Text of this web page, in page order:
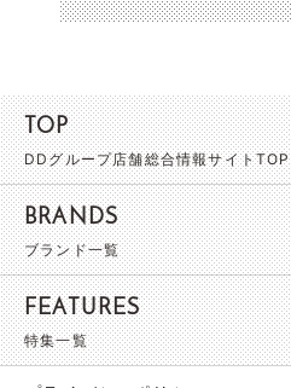
TOP
DDグループ店舗総合情報サイトTOP
BRANDS
ブランド一覧
FEATURES
特集一覧